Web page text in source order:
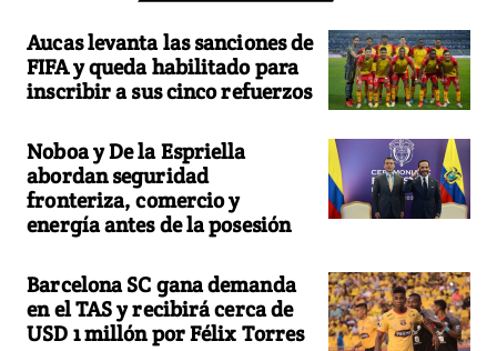
Aucas levanta las sanciones de
FIFA y queda habilitado para
inscribir a sus cinco refuerzos
Noboa y De la Espriella
abordan seguridad
fronteriza, comercio y
energía antes de la posesión
Barcelona SC gana demanda
en el TAS y recibirá cerca de
USD 1 millón por Félix Torres